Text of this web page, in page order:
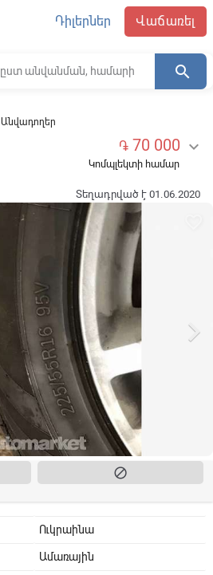
Դիլերներ Վաճառել
search
Անվադողեր
֏ 70 000 
Կոմպլեկտի համար
Տեղադրված է 01.06.2020


Ուկրաինա
Ամառային